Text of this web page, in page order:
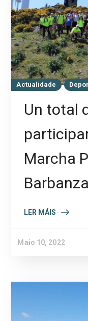
Actualidade
Un total
Marcha
Barbanza
LER MÁIS
Maio 10, 2022